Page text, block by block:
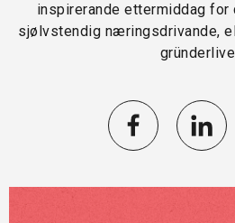
inspirerande ettermiddag for
sjølvstendig næringsdrivande,